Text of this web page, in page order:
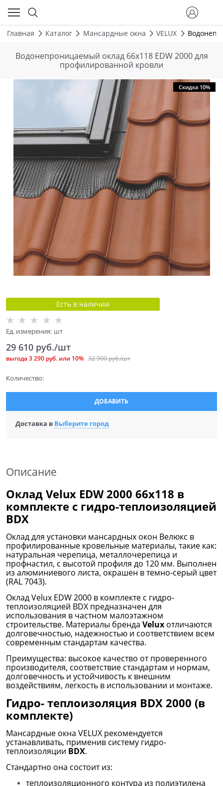
Главная Каталог Мансардные окна VELUX
Водонепроницаемый оклад 66х118 EDW 2000 для
профилированной кровли
Скидка 10%
Есть в наличии
Ед. измерения: шт
32 900 руб./шт
29 610 руб./шт
выгода 3 290 руб. или 10%
Количество:
ДОБАВИТЬ
Доставка в Выберите город
Описание
Оклад Velux EDW 2000 66х118 в
комплекте с гидро-теплоизоляцией
BDX
Оклад для установки мансардных окон Велюкс в
профилированные кровельные материалы, такие как:
натуральная черепица, металлочерепица и
профнастил, с высотой профиля до 120 мм. Выполнен
из алюминиевого листа, окрашен в темно-cерый цвет
(RAL 7043).
Оклад Velux EDW 2000 в комплекте с гидро-
теплоизоляцией BDX предназначен для
использования в частном малоэтажном
строительстве. Материалы бренда Velux отличаются
долговечностью, надежностью и соответствием всем
современным стандартам качества.
Преимущества: высокое качество от проверенного
производителя, соответствие стандартам и нормам,
долговечность и устойчивость к внешним
воздействиям, легкость в использовании и монтаже.
Гидро- теплоизоляция BDX 2000 (в
комплекте)
Мансардные окна VELUX рекомендуется
устанавливать, применив систему гидро-
теплоизоляции BDX.
Стандартно она состоит из:
теплоизоляционного контура из полиэтилена